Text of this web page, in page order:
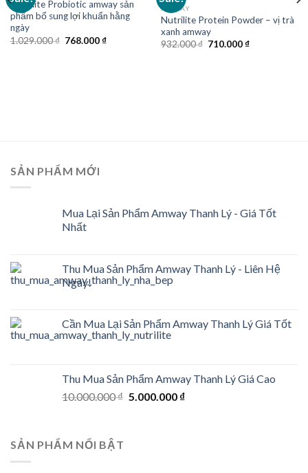
wishlist
Nutrilite Probiotic amway sản
phẩm bổ sung lợi khuẩn hằng
ngày
1.029.000₫ Original
768.000₫Current
AMWAY
Nutrilite Protein Powder – vị trà
xanh amway
932.000₫ Original
710.000₫Current
SẢN PHẨM MỚI
Mua Lại Sản Phẩm Amway Thanh Lý - Giá Tốt
Nhất
Thu Mua Sản Phẩm Amway Thanh Lý - Liên Hệ
Ngay!
Cần Mua Lại Sản Phẩm Amway Thanh Lý Giá Tốt
Thu Mua Sản Phẩm Amway Thanh Lý Giá Cao
10.000.000₫ Original
5.000.000 ₫Current
SẢN PHẨM NỔI BẬT